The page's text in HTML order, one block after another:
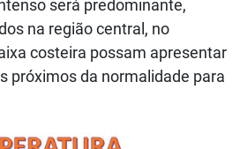
será predominante,
na região central, no
costeira possam apresentar
próximos da normalidade para